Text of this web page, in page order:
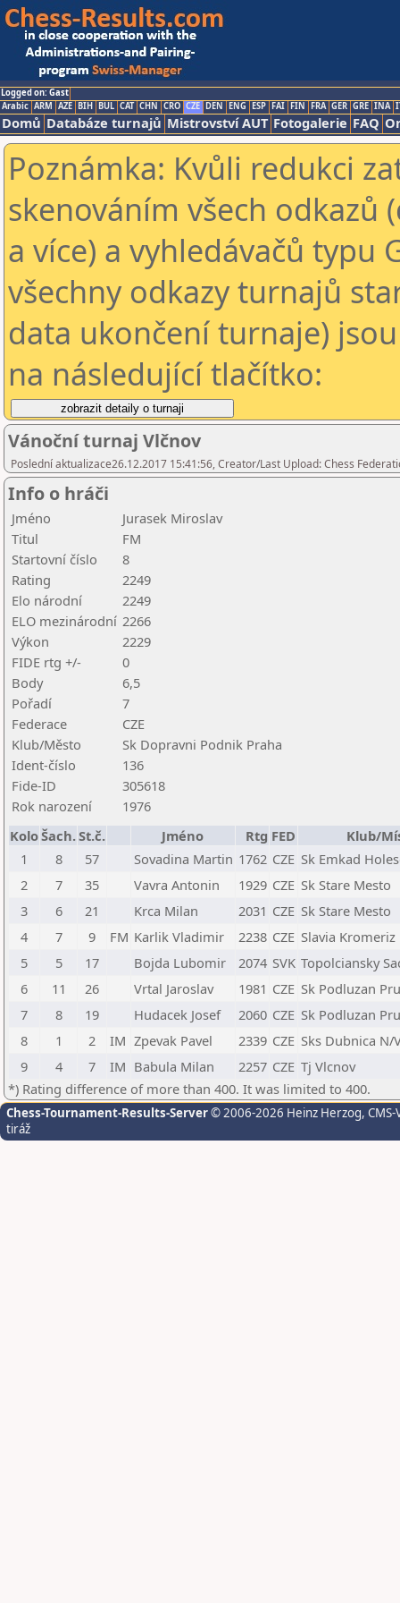
Logged on: Gast
Arabic ARM AZE BIH BUL CAT CHN CRO CZE DEN ENG ESP FAI FIN FRA GER GRE INA
Domů Databáze turnajů Mistrovství AUT Fotogalerie FAQ
Poznámka: Kvůli redukci
skenováním všech odkazů
a více) a vyhledávačů typu
všechny odkazy turnajů
data ukončení turnaje)
na následující tlačítko:
Vánoční turnaj Vlčnov
Poslední aktualizace26.12.2017 15:41:56, Creator/Last Upload: Chess
Info o hráči
Jméno
Jurasek Miroslav
Titul
FM
Startovní číslo
8
Rating
2249
Elo národní
2249
ELO mezinárodní 2266
Výkon
2229
FIDE rtg +/-
0
Body
6,5
Pořadí
7
Federace
CZE
Klub/Město
Sk Dopravni Podnik Praha
Ident-číslo
136
Fide-ID
305618
Rok narození
1976
KoloŠach.St.č. Jméno Rtg FED
Klub/
1
8 57 Sovadina Martin 1762 CZE Sk Emkad
2
7 35 Vavra Antonin 1929 CZE Sk Stare Mesto
3
6 21 Krca Milan 2031 CZE Sk Stare Mesto
4
7 9 FM Karlik Vladimir 2238 CZE Slavia Kromeriz
5
5 17 Bojda Lubomir 2074 SVK Topolciansky
6
11 26 Vrtal Jaroslav 1981 CZE Sk Podluzan
7
8 19 Hudacek Josef 2060 CZE Sk Podluzan
8
1 2 IM Zpevak Pavel 2339 CZE Sks Dubnica N/
9
4 7 IM Babula Milan 2257 CZE Tj Vlcnov
*) Rating difference of more than 400. It was limited to 400.
Chess-Tournament-Results-Server© 2006-2026 Heinz Herzog,
tiráž